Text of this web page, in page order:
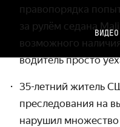
правопорядка
за рулём седана
возможного
водитель просто
35-летний житель
преследования на
нарушил множество